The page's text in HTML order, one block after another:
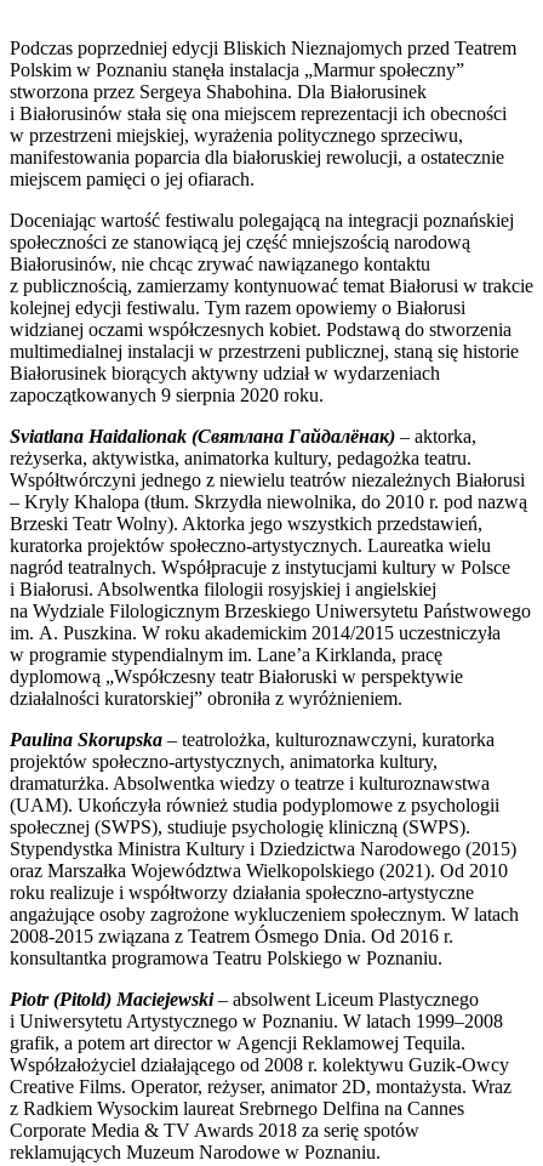
Podczas poprzedniej edycji Bliskich Nieznajomych przed Teatrem
Polskim w Poznaniu stanęła instalacja „Marmur społeczny”
stworzona przez Sergeya Shabohina. Dla Białorusinek
i Białorusinów stała się ona miejscem reprezentacji ich obecności
w przestrzeni miejskiej, wyrażenia politycznego sprzeciwu,
manifestowania poparcia dla białoruskiej rewolucji, a ostatecznie
miejscem pamięci o jej ofiarach.
Doceniając wartość festiwalu polegającą na integracji poznańskiej
społeczności ze stanowiącą jej część mniejszością narodową
Białorusinów, nie chcąc zrywać nawiązanego kontaktu
z publicznością, zamierzamy kontynuować temat Białorusi w trakcie
kolejnej edycji festiwalu. Tym razem opowiemy o Białorusi
widzianej oczami współczesnych kobiet. Podstawą do stworzenia
multimedialnej instalacji w przestrzeni publicznej, staną się historie
Białorusinek biorących aktywny udział w wydarzeniach
zapoczątkowanych 9 sierpnia 2020 roku.
Sviatlana Haidalionak (Святлана Гайдалёнак) – aktorka,
reżyserka, aktywistka, animatorka kultury, pedagożka teatru.
Współtwórczyni jednego z niewielu teatrów niezależnych Białorusi
– Kryly Khalopa (tłum. Skrzydła niewolnika, do 2010 r. pod nazwą
Brzeski Teatr Wolny). Aktorka jego wszystkich przedstawień,
kuratorka projektów społeczno-artystycznych. Laureatka wielu
nagród teatralnych. Współpracuje z instytucjami kultury w Polsce
i Białorusi. Absolwentka filologii rosyjskiej i angielskiej
na Wydziale Filologicznym Brzeskiego Uniwersytetu Państwowego
im. A. Puszkina. W roku akademickim 2014/2015 uczestniczyła
w programie stypendialnym im. Lane’a Kirklanda, pracę
dyplomową „Współczesny teatr Białoruski w perspektywie
działalności kuratorskiej” obroniła z wyróżnieniem.
Paulina Skorupska – teatrolożka, kulturoznawczyni, kuratorka
projektów społeczno-artystycznych, animatorka kultury,
dramaturżka. Absolwentka wiedzy o teatrze i kulturoznawstwa
(UAM). Ukończyła również studia podyplomowe z psychologii
społecznej (SWPS), studiuje psychologię kliniczną (SWPS).
Stypendystka Ministra Kultury i Dziedzictwa Narodowego (2015)
oraz Marszałka Województwa Wielkopolskiego (2021). Od 2010
roku realizuje i współtworzy działania społeczno-artystyczne
angażujące osoby zagrożone wykluczeniem społecznym. W latach
2008-2015 związana z Teatrem Ósmego Dnia. Od 2016 r.
konsultantka programowa Teatru Polskiego w Poznaniu.
Piotr (Pitold) Maciejewski– absolwent Liceum Plastycznego
i Uniwersytetu Artystycznego w Poznaniu. W latach 1999–2008
grafik, a potem art director w Agencji Reklamowej Tequila.
Współzałożyciel działającego od 2008 r. kolektywu Guzik-Owcy
Creative Films. Operator, reżyser, animator 2D, montażysta. Wraz
z Radkiem Wysockim laureat Srebrnego Delfina na Cannes
Corporate Media & TV Awards 2018 za serię spotów
reklamujących Muzeum Narodowe w Poznaniu.